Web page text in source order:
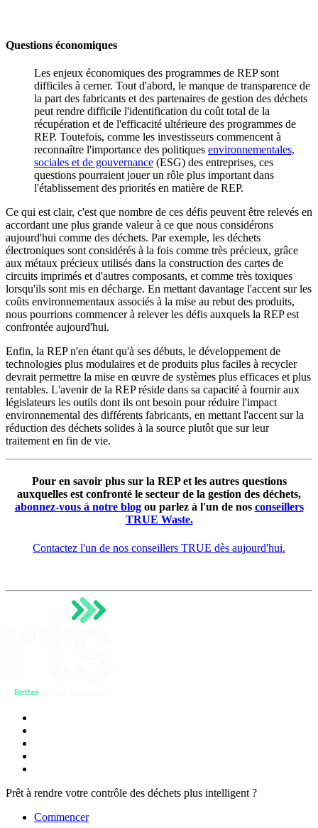
Questions économiques
Les enjeux économiques des programmes de REP sont
difficiles à cerner. Tout d'abord, le manque de transparence de
la part des fabricants et des partenaires de gestion des déchets
peut rendre difficile l'identification du coût total de la
récupération et de l'efficacité ultérieure des programmes de
REP. Toutefois, comme les investisseurs commencent à
reconnaître l'importance des politiques environnementales,
sociales et de gouvernance (ESG) des entreprises, ces
questions pourraient jouer un rôle plus important dans
l'établissement des priorités en matière de REP.
Ce qui est clair, c'est que nombre de ces défis peuvent être relevés en
accordant une plus grande valeur à ce que nous considérons
aujourd'hui comme des déchets. Par exemple, les déchets
électroniques sont considérés à la fois comme très précieux, grâce
aux métaux précieux utilisés dans la construction des cartes de
circuits imprimés et d'autres composants, et comme très toxiques
lorsqu'ils sont mis en décharge. En mettant davantage l'accent sur les
coûts environnementaux associés à la mise au rebut des produits,
nous pourrions commencer à relever les défis auxquels la REP est
confrontée aujourd'hui.
Enfin, la REP n'en étant qu'à ses débuts, le développement de
technologies plus modulaires et de produits plus faciles à recycler
devrait permettre la mise en œuvre de systèmes plus efficaces et plus
rentables. L'avenir de la REP réside dans sa capacité à fournir aux
législateurs les outils dont ils ont besoin pour réduire l'impact
environnemental des différents fabricants, en mettant l'accent sur la
réduction des déchets solides à la source plutôt que sur leur
traitement en fin de vie.
Pour en savoir plus sur la REP et les autres questions
auxquelles est confronté le secteur de la gestion des déchets,
abonnez-vous à notre blogou parlez à l'un de nos conseillers
TRUE Waste.
Contactez l'un de nos conseillers TRUE dès aujourd'hui.
Prêt à rendre votre contrôle des déchets plus intelligent ?
Commencer